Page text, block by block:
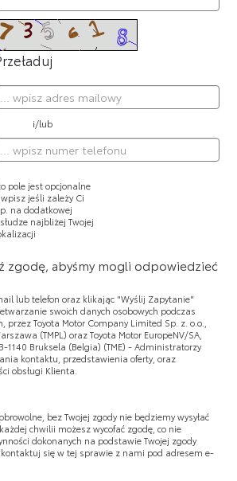
i/lub
pole jest opcjonalne
jeśli zależy Ci
na dodatkowej
najbliżej Twojej
zgodę, abyśmy mogli odpowiedzieć
lub telefon oraz klikając "Wyślij Zapytanie"
swoich danych osobowych podczas
Toyota Motor Company Limited Sp. z. o.o.,
(TMPL) oraz Toyota Motor EuropeNV/SA,
1140 Bruksela (Belgia) (TME) - Administratorzy
kontaktu, przedstawienia oferty, oraz
obsługi Klienta.
bez Twojej zgody nie będziemy wysyłać
chwilii możesz wycofać zgodę, co nie
dokonanych na podstawie Twojej zgody
się w tej sprawie z nami pod adresem e-